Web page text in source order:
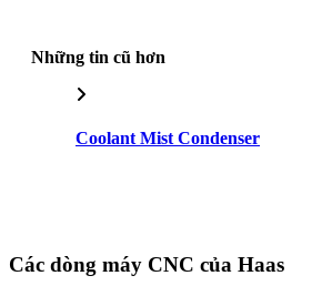
Những tin cũ hơn
Coolant Mist Condenser
Các dòng máy CNC của Haas